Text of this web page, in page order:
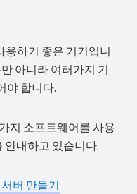
용하기 좋은 기기입니
아니라 여러가지 기
야 합니다.
지 소프트웨어를 사용
안내하고 있습니다.
버 만들기